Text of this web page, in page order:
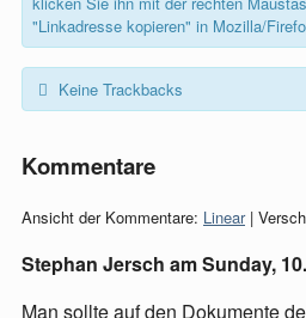
"Linkadresse kopieren" in Mozilla/
Keine Trackbacks
Kommentare
Ansicht der Kommentare: Linear|
Stephan Jersch amSunday,
Man sollte auf den Dokumente